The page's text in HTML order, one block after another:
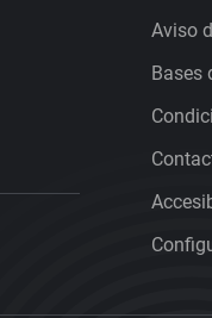
Aviso
Bases